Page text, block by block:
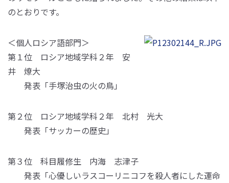
のとおりです。
＜個人ロシア語部門＞
第１位 ロシア地域学科２年 安
井 燎大
発表「手塚治虫の火の鳥」
第２位 ロシア地域学科２年 北村 光大
発表「サッカーの歴史」
第３位 科目履修生 内海 志津子
発表「心優しいラスコーリニコフを殺人者にした運命